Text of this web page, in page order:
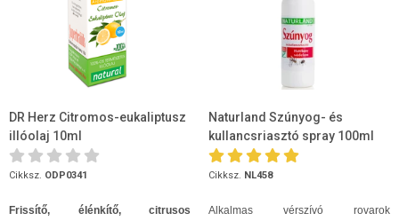
DR Herz Citromos-eukaliptusz
illóolaj 10ml
Cikksz. ODP0341
Frissítő, élénkítő, citrusos
Naturland Szúnyog- és
kullancsriasztó spray 100ml
Cikksz. NL458
Alkalmas vérszívó rovarok